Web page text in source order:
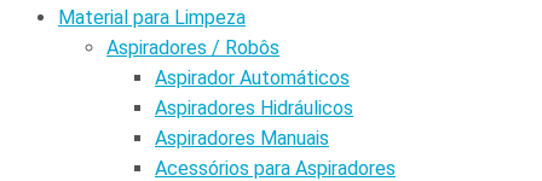
Material para Limpeza
Aspiradores / Robôs
Aspirador Automáticos
Aspiradores Hidráulicos
Aspiradores Manuais
Acessórios para Aspiradores